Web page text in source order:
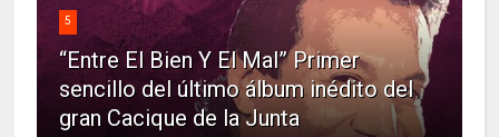
5
“Entre El Bien Y El Mal” Primer
sencillo del último álbum inédito del
gran Cacique de la Junta